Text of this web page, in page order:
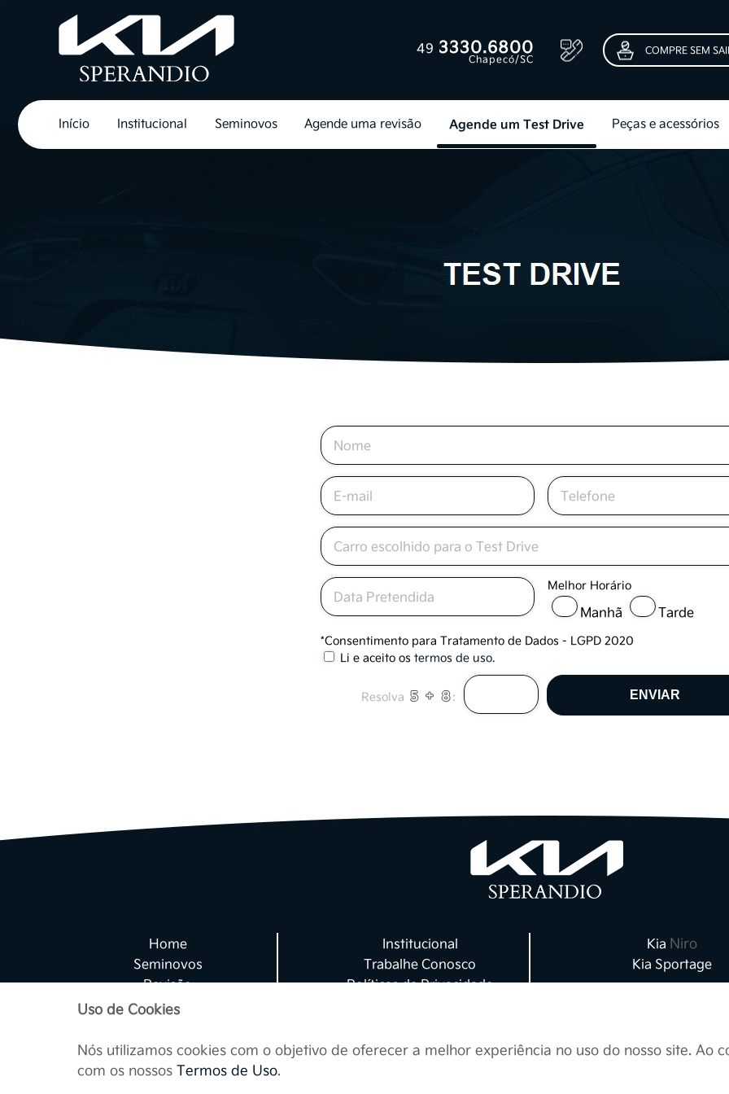
49 3330.6800
Chapecó/SC
COMPRE SEM
Início Institucional Seminovos Agende uma revisão Agende um Test Drive Peças e acessórios
*Consentimento para Tratamento de Dados - LGPD 2020
Melhor Horário
Manhã Tarde
*Consentimento para Tratamento de Dados - LGPD 2020
Li e aceito os termos de uso.
Resolva :
Termos de uso
Princípios de Proteção e Privacidade de Dados
Os princípios de proteção e privacidade de dados pessoais objetiva afirmar
clientes, potenciais clientes ou usuários de serviços/websites em relação à
Nossa responsabilidade por sua privacidade se estende igualmente aos
e terceiros contratados para tratar, processar ou armazenar seus dados
Finalidade do uso de seus Dados Pessoais
Home
Seminovos
Revisão
Peças e Acessórios
Institucional
Trabalhe Conosco
Políticas de Privacidade
Kia Niro
Kia Sportage
Uso de Cookies
Nós utilizamos cookies com o objetivo de oferecer a melhor experiência no uso do nosso site. Ao
com os nossos Termos de Uso.